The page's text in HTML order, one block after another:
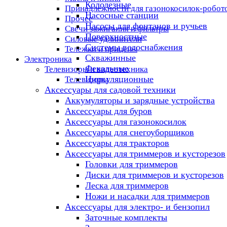
Принадлежности для газонокосилок-
Прочее
Свечи зажигания и фильтры
Силовые удлинители
Тележки и прицепы
Электроника
Телевизоры и видеотехника
Телевизоры
Колодезные
Насосные станции
Насосы для фонтанов и ручьев
Поверхностные
Системы водоснабжения
Скважинные
Фекальные
Циркуляционные
Аксессуары для садовой техники
Аккумуляторы и зарядные устройства
Аксессуары для буров
Аксессуары для газонокосилок
Аксессуары для снегоуборщиков
Аксессуары для тракторов
Аксессуары для триммеров и кусторезов
Головки для триммеров
Диски для триммеров и кусторезов
Леска для триммеров
Ножи и насадки для триммеров
Аксессуары для электро- и бензопил
Заточные комплекты